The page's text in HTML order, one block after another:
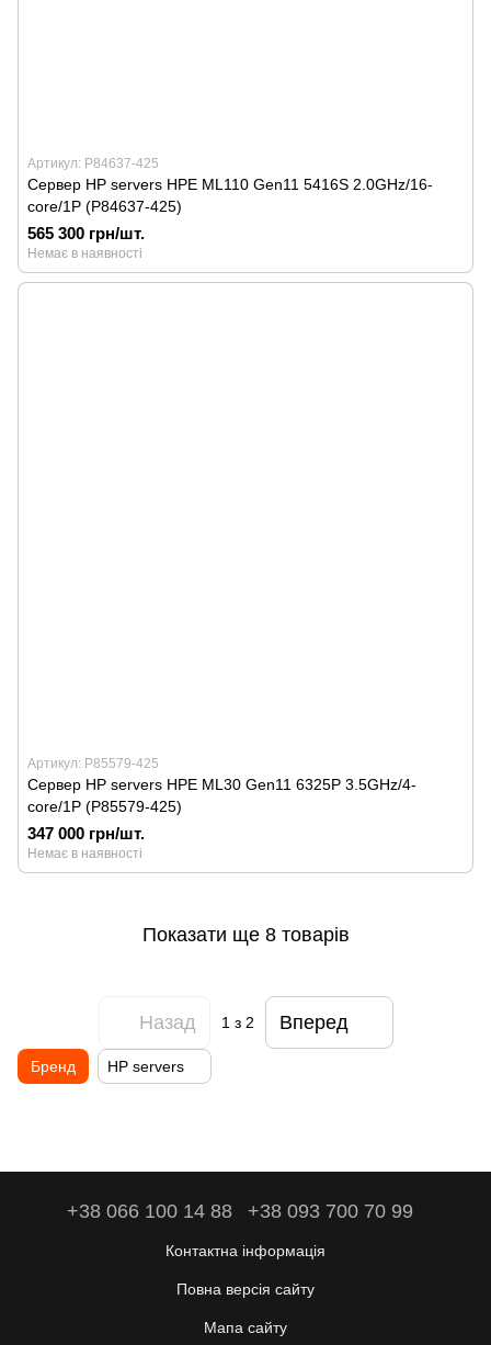
Артикул: P84637-425
Сервер HP servers HPE ML110 Gen11 5416S 2.0GHz/16-
core/1P (P84637-425)
565 300 грн/шт.
Немає в наявності
Артикул: P85579-425
Сервер HP servers HPE ML30 Gen11 6325P 3.5GHz/4-
core/1P (P85579-425)
347 000 грн/шт.
Немає в наявності
Показати ще 8 товарів
Назад 1 з 2 Вперед
Бренд HP servers
+38 066 100 14 88 +38 093 700 70 99
Контактна інформація
Повна версія сайту
Мапа сайту